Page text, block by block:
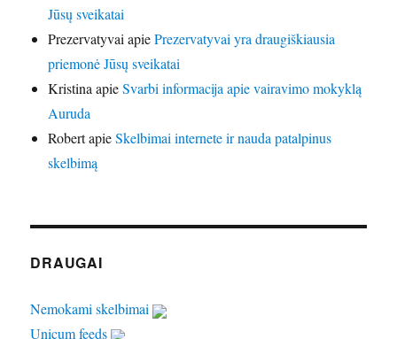
Jūsų sveikatai
PrezervatyvaiapiePrezervatyvai yra draugiškiausia
priemonė Jūsų sveikatai
KristinaapieSvarbi informacija apie vairavimo mokyklą
Auruda
RobertapieSkelbimai internete ir nauda patalpinus
skelbimą
DRAUGAI
Nemokami skelbimai
Unicum feeds